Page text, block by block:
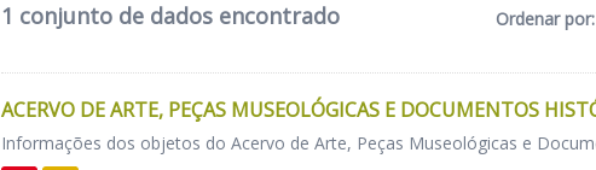
Ordenar por
1 conjunto de dados encontrado
ACERVO DE ARTE, PEÇAS MUSEOLÓGICAS E DOCUMENTOS
Informações dos objetos do Acervo de Arte, Peças Museológicas e